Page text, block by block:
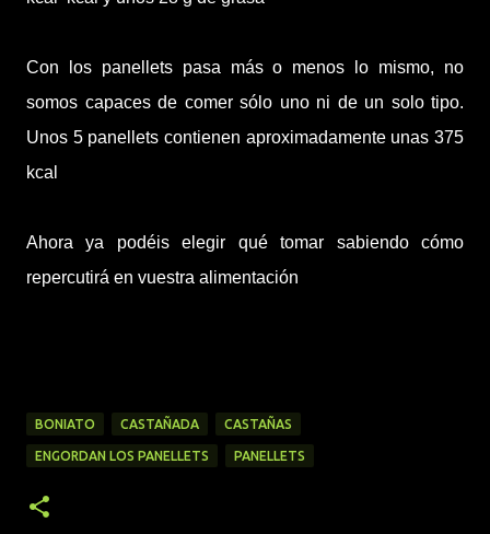
Con los panellets pasa más o menos lo mismo, no
somos capaces de comer sólo uno ni de un solo tipo.
Unos 5 panellets contienen aproximadamente unas 375
kcal
Ahora ya podéis elegir qué tomar sabiendo cómo
repercutirá en vuestra alimentación
BONIATO CASTAÑADA CASTAÑAS
ENGORDAN LOS PANELLETS PANELLETS